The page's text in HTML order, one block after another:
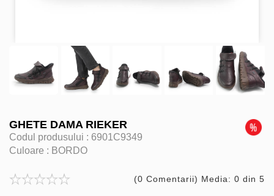
GHETE DAMA RIEKER
Codul produsului : 6901C9349
Culoare : BORDO
(0 Comentarii) Media: 0 din 5